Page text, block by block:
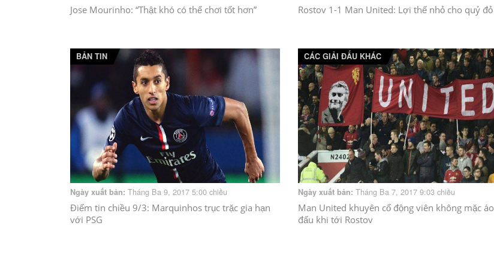
Jose Mourinho: “Thật khó có thể chơi tốt hơn” Rostov 1-1 Man United: Lợi thế nhỏ cho quỷ đỏ
BẢN TIN
Ngày xuất bản: Tháng Ba 9, 2017 5:00 chiều
Điểm tin chiều 9/3: Marquinhos trục trặc gia hạn
với PSG
CÁC GIẢI ĐẤU KHÁC
Ngày xuất bản: Tháng Ba 7, 2017 9:03 chiều
Man United khuyên cổ động viên không mặc áo
đấu khi tới Rostov